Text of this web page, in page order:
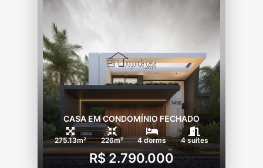
CASA EM CONDOMÍNIO FECHADO
275.13m² 226m² 4 dorms 4 suítes
R$ 2.790.000